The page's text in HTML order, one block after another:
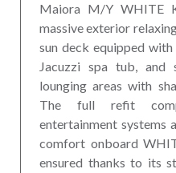
Maiora M/Y WHITE
massive exterior
sun deck equipped
Jacuzzi spa tub,
lounging areas with
The full refit
entertainment systems
comfort onboard
ensured thanks to its